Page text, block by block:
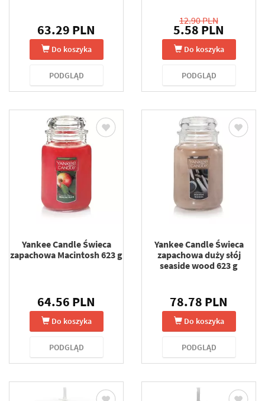
63.29 PLN
Do koszyka
PODGLĄD
12.90 PLN
5.58 PLN
Do koszyka
PODGLĄD
Yankee Candle Świeca
zapachowa Macintosh 623 g
64.56 PLN
Do koszyka
PODGLĄD
Yankee Candle Świeca
zapachowa duży słój
seaside wood 623 g
78.78 PLN
Do koszyka
PODGLĄD